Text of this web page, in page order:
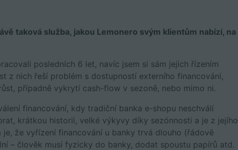
taková služba, jakou Lemonero svým klientům nabízí, na
posledních 6 let, navíc jsem si sám jejich řízením
z nich řeší problém s dostupností externího financování,
případně vykrytí cash-flow v sezoně, nebo mimo ni.
financování, kdy tradiční banka e-shopu neschválí
krátkou historii, velké výkyvy díky sezónnosti a je z jejího
že vyřízení financování u banky trvá dlouho (řádově
– člověk musí fyzicky do banky, dodat spoustu papírů atd.